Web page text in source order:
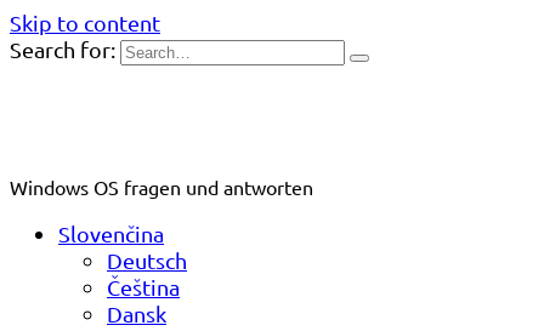
Skip to content
Search for:
Windows OS fragen und antworten
Slovenčina
Deutsch
Čeština
Dansk